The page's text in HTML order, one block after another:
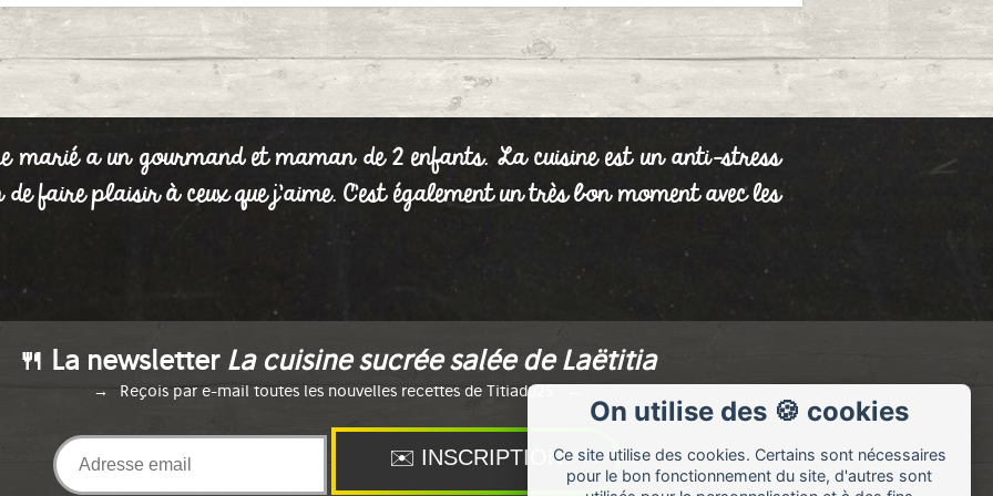
marié a un gourmand et maman de 2 enfants. La cuisine est un anti-stress
de faire plaisir à ceux que j'aime. C'est également un très bon moment avec les
On utilise des 🍪 cookies
Ce site utilise des cookies. Certains sont nécessaires
pour le bon fonctionnement du site, d'autres sont
🍴 La newsletter La cuisine sucrée salée de Laëtitia
Reçois par e-mail toutes les nouvelles recettes de Titiadu25.